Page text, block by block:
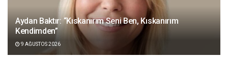
Aydan Baktır: “Kıskanırım Seni Ben, Kıskanırım
Kendimden”
9 AĞUSTOS 2026